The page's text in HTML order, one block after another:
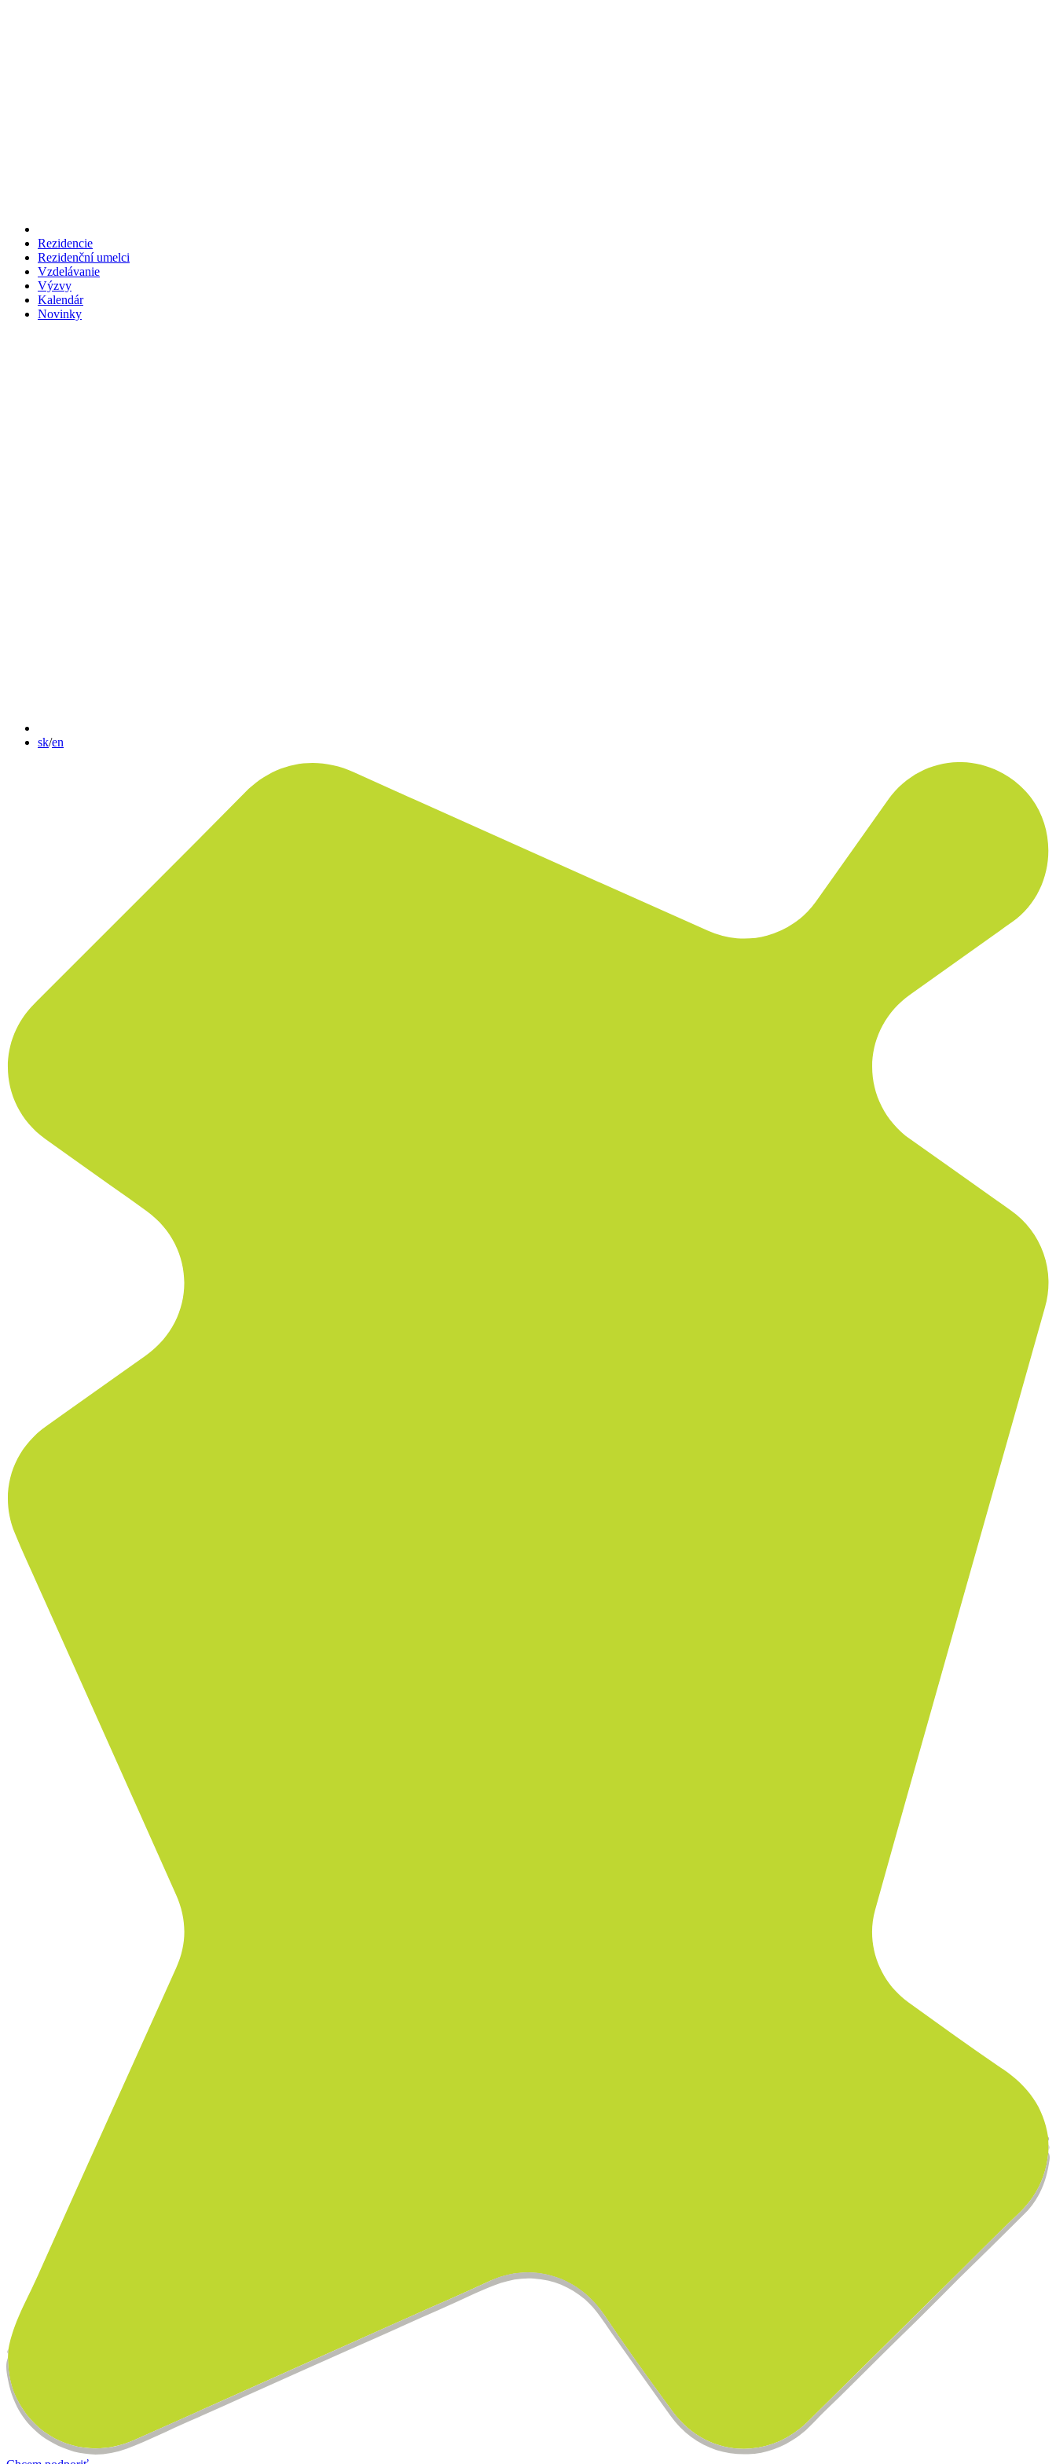
Rezidencie
Rezidenční umelci
Vzdelávanie
Výzvy
Kalendár
Novinky
sk/en